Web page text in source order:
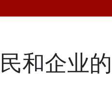
和企业